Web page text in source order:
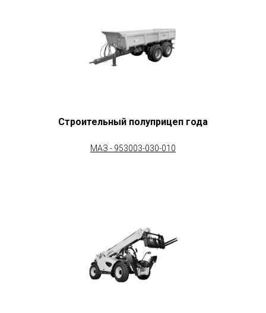
Строительный полуприцеп года
МАЗ - 953003-030-010